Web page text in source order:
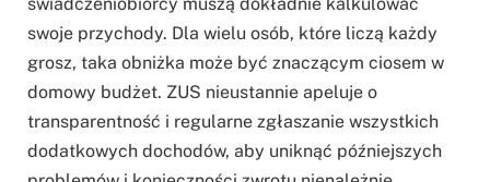
swoje przychody. Dla wielu osób, które liczą każdy
grosz, taka obniżka może być znaczącym ciosem w
domowy budżet. ZUS nieustannie apeluje o
transparentność i regularne zgłaszanie wszystkich
dodatkowych dochodów, aby uniknąć późniejszych